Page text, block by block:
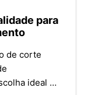
para
de corte
ideal …